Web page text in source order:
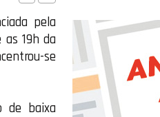
pela
as 19h da
se
de baixa